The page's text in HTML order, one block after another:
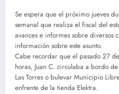
Se espera que el próximo jueves
semanal que realiza el fiscal del
avances e informes sobre diversos
información sobre este asunto.
Cabe recordar que el pasado 27
horas, Juan C. circulaba a bordo
Las Torres o bulevar Municipio
enfrente de la tienda Elektra.